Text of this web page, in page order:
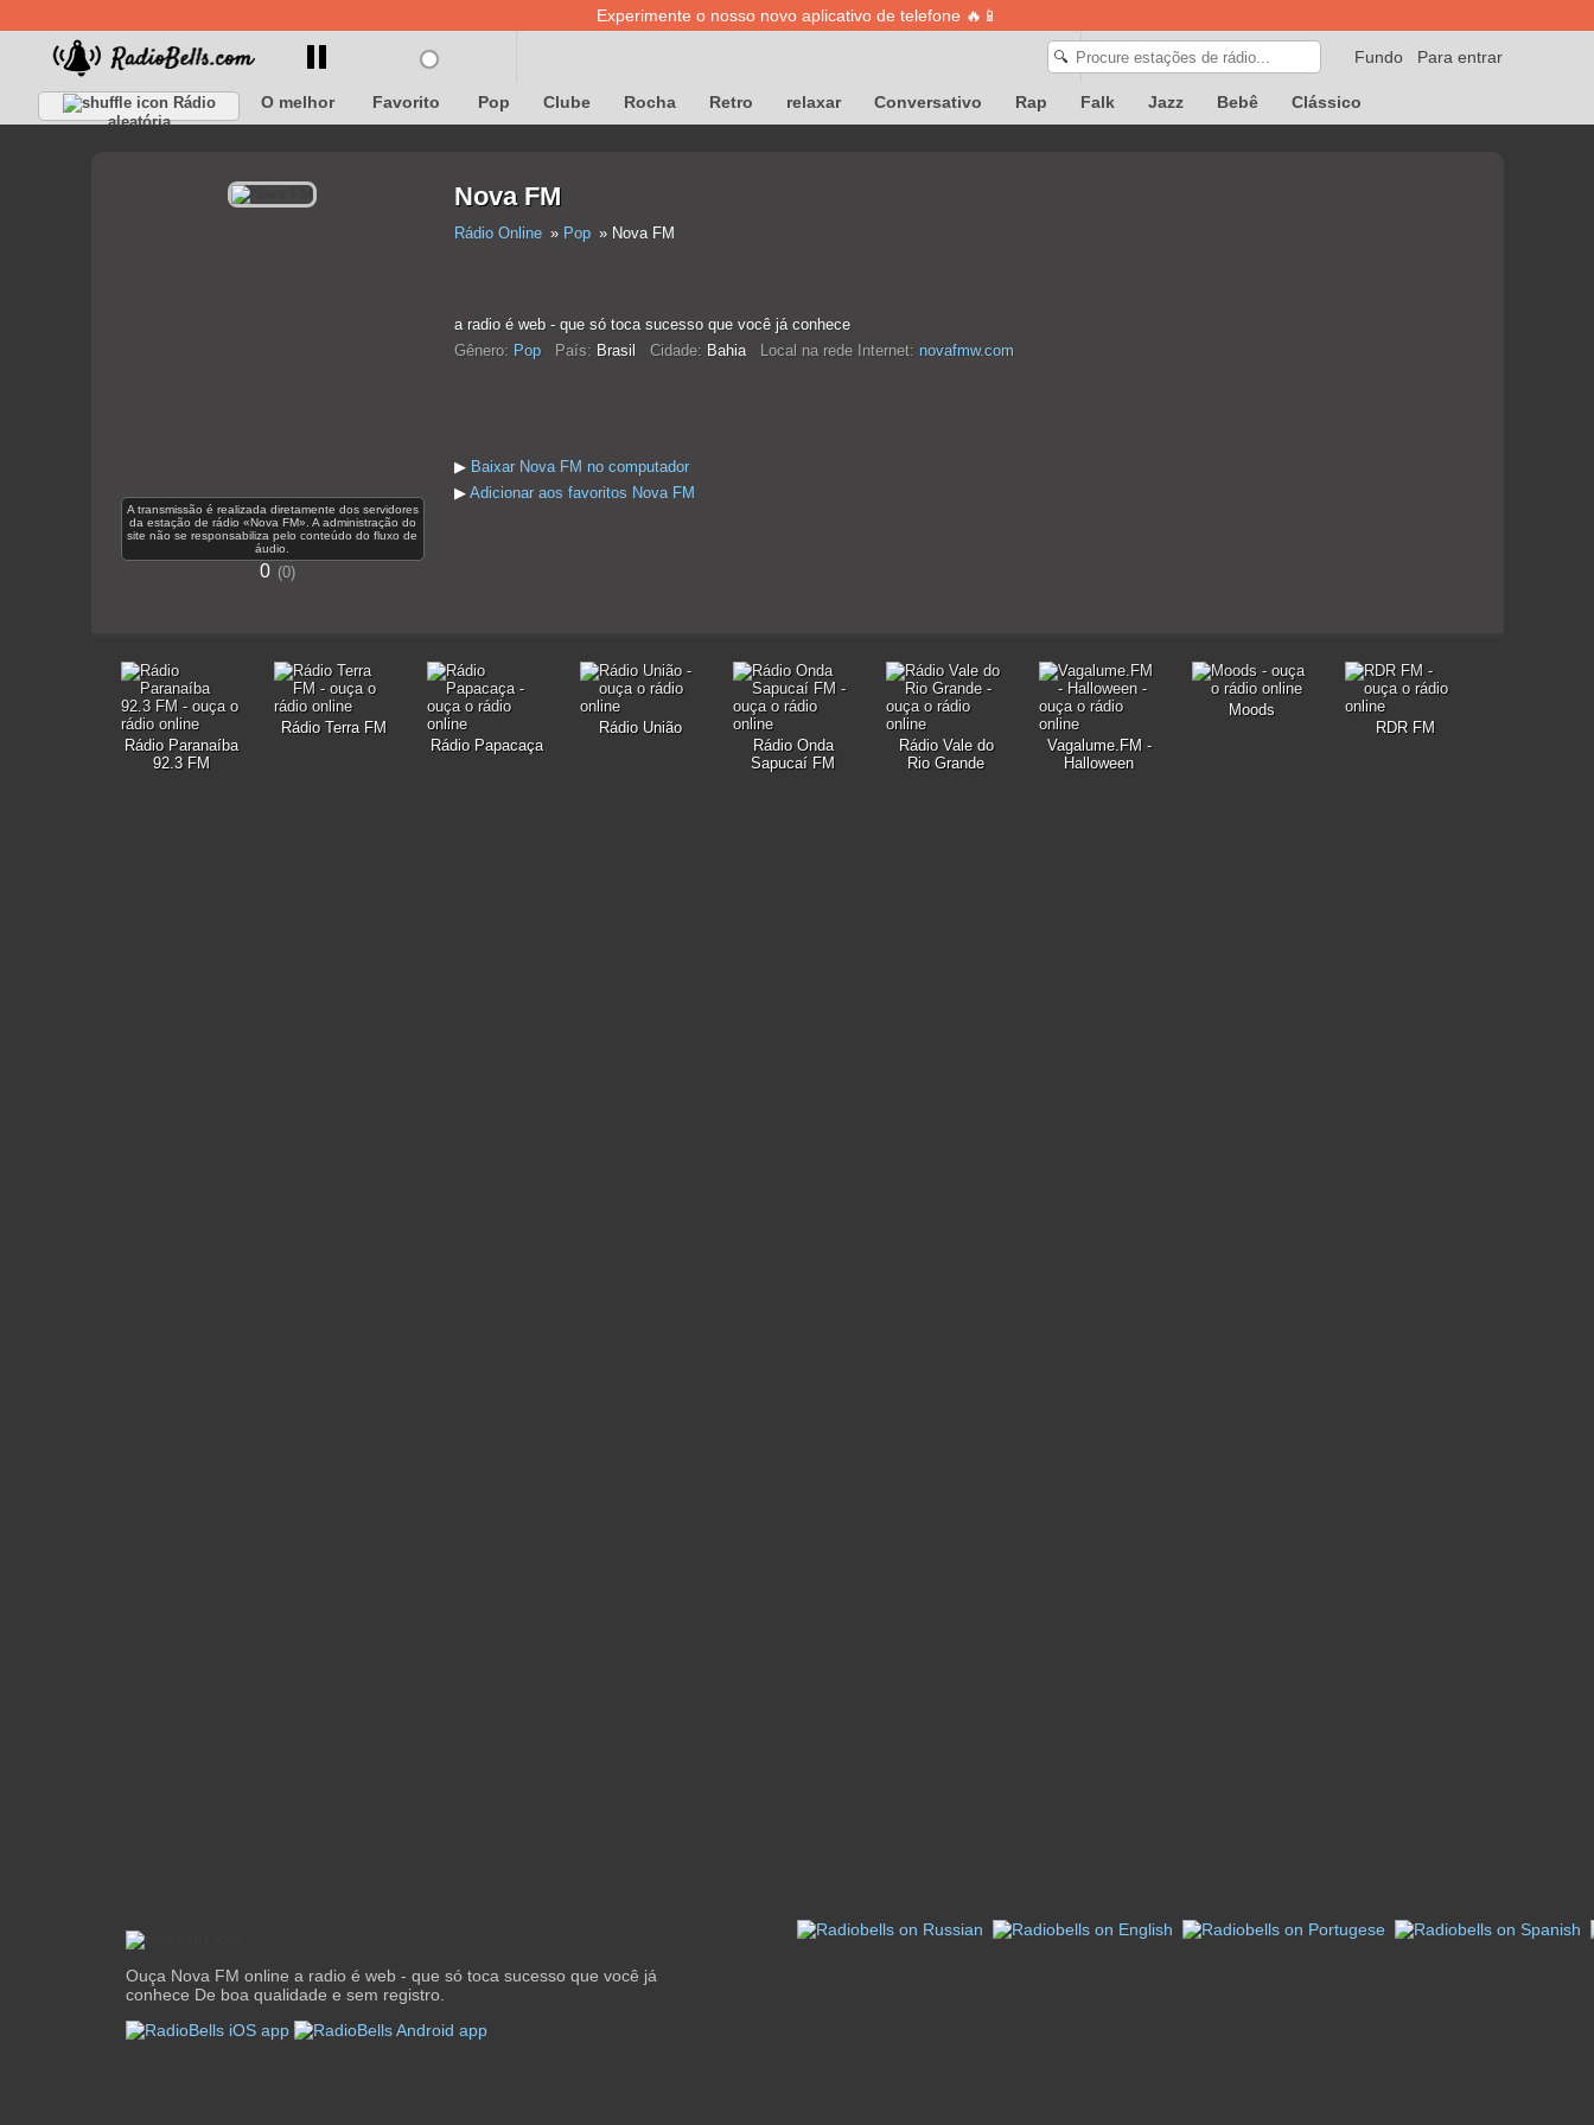
Experimente o nosso novo aplicativo de telefone 🔥📱
Para entrar
Fundo
🔍
Rádio
aleatória
O melhor Favorito Pop Clube Rocha Retro relaxar Conversativo Rap Falk Jazz Bebê Clássico
A transmissão é realizada diretamente dos servidores
da estação de rádio «Nova FM». A administração do
site não se responsabiliza pelo conteúdo do fluxo de
áudio.
0 0
Nova FM
Rádio Online Pop Nova FM
a radio é web - que só toca sucesso que você já conhece
Gênero: Pop País: Brasil Cidade: Bahia Local na rede Internet: novafmw.com
▶ Baixar Nova FM no computador
▶ Adicionar aos favoritos Nova FM
Rádio Paranaíba
92.3 FM
Rádio Terra FM
Rádio Papacaça
Rádio União
Rádio Onda
Sapucaí FM
Rádio Vale do
Rio Grande
Vagalume.FM -
Halloween
Moods
RDR FM
Ouça Nova FM online a radio é web - que só toca sucesso que você já
conhece De boa qualidade e sem registro.